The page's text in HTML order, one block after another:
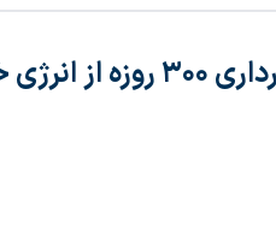
طی سال